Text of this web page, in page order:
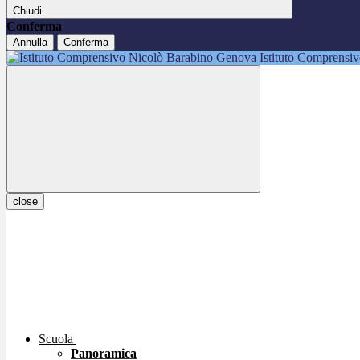
Chiudi
Conferma
Annulla Conferma
Istituto
close
Scuola
Panoramica